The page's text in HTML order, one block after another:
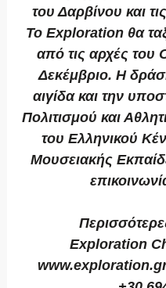
του Δαρβίνου και
Το Exploration θα
από τις αρχές του
Δεκέμβριο. Η
αιγίδα και την
Πολιτισμού και
του Ελληνικού
Μουσειακής
Exploration